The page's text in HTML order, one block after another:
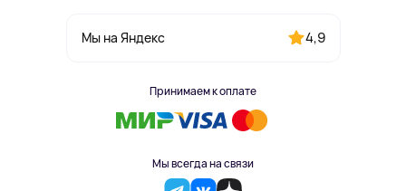
Мы на Яндекс 4,9
Принимаем к оплате
Мы всегда на связи